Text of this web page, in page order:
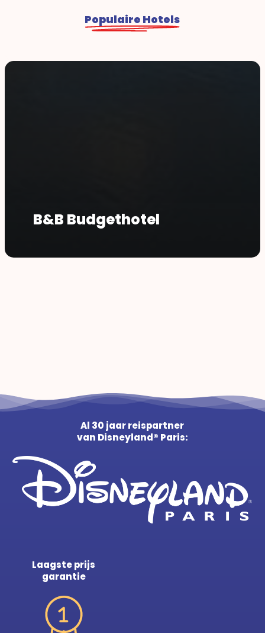
Populaire Hotels
B&B Budgethotel
Al 30 jaar reispartner
van Disneyland® Paris:
Laagste prijs
garantie